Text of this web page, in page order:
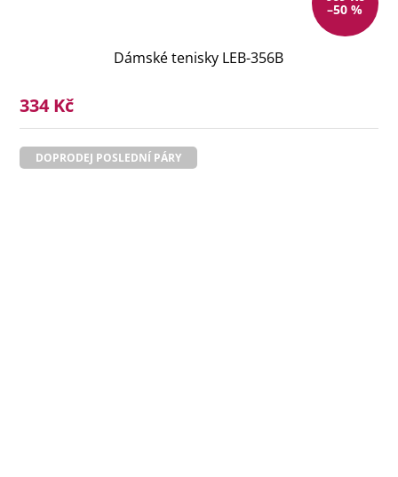
–50 %
Dámské tenisky LEB-356B
334 Kč
DOPRODEJ POSLEDNÍ PÁRY